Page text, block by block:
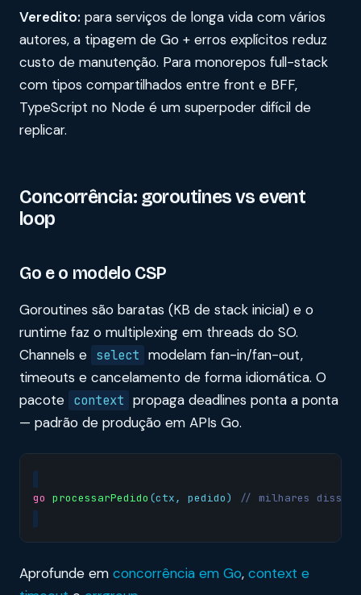
Veredito: para serviços de longa vida com vários
autores, a tipagem de Go + erros explícitos reduz
custo de manutenção. Para monorepos full-stack
com tipos compartilhados entre front e BFF,
TypeScript no Node é um superpoder difícil de
replicar.
Concorrência: goroutines vs event
loop
Go e o modelo CSP
Goroutines são baratas (KB de stack inicial) e o
runtime faz o multiplexing em threads do SO.
Channels e select modelam fan-in/fan-out,
timeouts e cancelamento de forma idiomática. O
pacote context propaga deadlines ponta a ponta
— padrão de produção em APIs Go.
go processarPedido (ctx, pedido) // milhares disso
Aprofunde em concorrência em Go, context e